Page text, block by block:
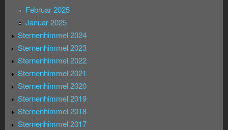
Februar 2025
Januar 2025
Sternenhimmel 2024
Sternenhimmel 2023
Sternenhimmel 2022
Sternenhimmel 2021
Sternenhimmel 2020
Sternenhimmel 2019
Sternenhimmel 2018
Sternenhimmel 2017